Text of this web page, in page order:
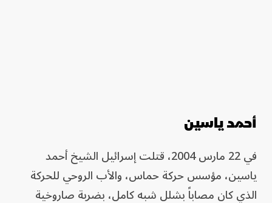
أحمد ياسين
في 22 مارس 2004، قتلت إسرائيل الشيخ أحمد
ياسين، مؤسس حركة حماس، والأب الروحي للحركة
الذي كان مصاباً بشلل شبه كامل، بضربة صاروخية